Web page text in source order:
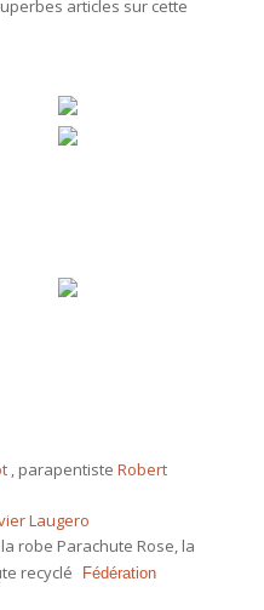
articles sur cette
, parapentiste Robert
Laugero
robe Parachute Rose, la
recyclé
Fédération